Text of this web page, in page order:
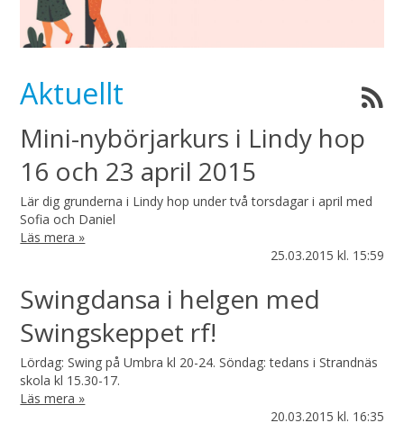
Aktuellt
Mini-nybörjarkurs i Lindy hop
16 och 23 april 2015
Lär dig grunderna i Lindy hop under två torsdagar i april med
Sofia och Daniel
Läs mera »
25.03.2015 kl. 15:59
Swingdansa i helgen med
Swingskeppet rf​!
Lördag: Swing på Umbra kl 20-24. Söndag: tedans i Strandnäs
skola kl 15.30-17.
Läs mera »
20.03.2015 kl. 16:35